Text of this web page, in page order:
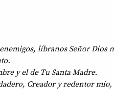
líbranos Señor Dios
y el de Tu Santa Madre.
Creador y redentor